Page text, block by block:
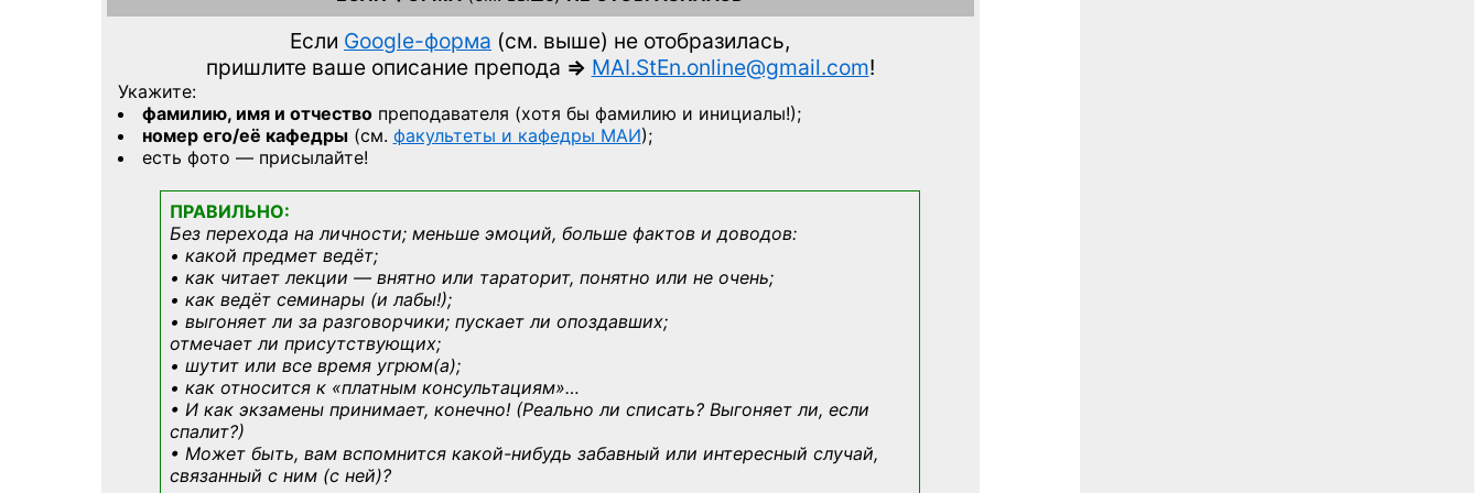
Если Google-форма (см. выше) не отобразилась,
пришлите ваше описание препода => MAI.StEn.online@gmail.com!
Укажите:
фамилию, имя и отчествопреподавателя (хотя бы фамилию и инициалы!);
номер его/её кафедры(см. факультеты и кафедры МАИ);
есть фото — присылайте!
ПРАВИЛЬНО:
Без перехода на личности; меньше эмоций, больше фактов и доводов:
• какой предмет ведёт;
• как читает лекции — внятно или тараторит, понятно или не очень;
• как ведёт семинары (и лабы!);
• выгоняет ли за разговорчики; пускает ли опоздавших;
отмечает ли присутствующих;
• шутит или все время угрюм(а);
• как относится к «платным консультациям»…
• И как экзамены принимает, конечно! (Реально ли списать? Выгоняет ли, если
спалит?)
• Может быть, вам вспомнится какой-нибудь забавный или интересный случай,
связанный с ним (с ней)?